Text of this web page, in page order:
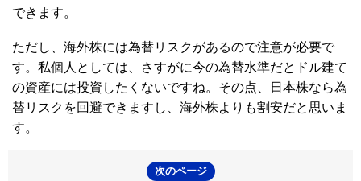
できます。
ただし、海外株には為替リスクがあるので注意が必要で
す。私個人としては、さすがに今の為替水準だとドル建て
の資産には投資したくないですね。その点、日本株なら為
替リスクを回避できますし、海外株よりも割安だと思いま
す。
次のページ